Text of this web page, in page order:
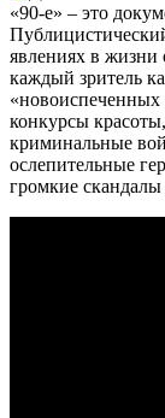
«90-е» – это
явлениях в жизни
каждый зритель
«новоиспеченных
конкурсы
криминальные
ослепительные
громкие